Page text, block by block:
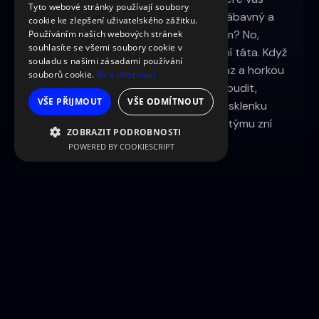
přesvědčí, že digitální svět může být zábavný a
plný inovací. A jak se starám o svůj tým? No,
řekněme, že se snažím být jako digitální táta. Když
se někdo zraní, snažím se mu dát obvaz a horkou
čokoládu. Když někdo potřebuje povzbudit,
digitálně si s ním plácnu a nabídnu mu sklenku
dobrého vína. Moje motto pro vedení týmu zní
"společně jsme silnější".
CZECH
Tyto webové stránky používají soubory
cookie ke zlepšení uživatelského zážitku.
Používáním našich webových stránek
souhlasíte se všemi soubory cookie v
souladu s našimi zásadami používání
souborů cookie. Více informací
VŠE PŘIJMOUT VŠE ODMÍTNOUT
ZOBRAZIT PODROBNOSTI
POWERED BY COOKIESCRIPT